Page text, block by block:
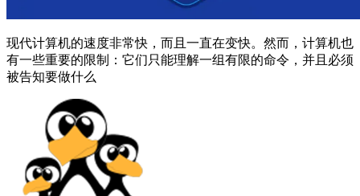
现代计算机的速度非常快，而且一直在变快。然而，计算机也
有一些重要的限制：它们只能理解一组有限的命令，并且必须
被告知要做什么